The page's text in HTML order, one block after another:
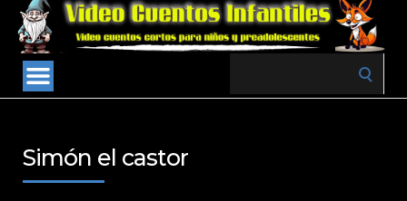
Simón el castor